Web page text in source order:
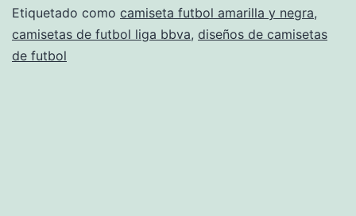
equipos
de
Etiquetado como camiseta futbol amarilla y negra,
camisetas de futbol liga bbva, diseños de camisetas
de futbol